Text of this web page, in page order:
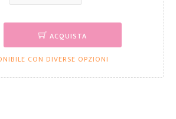
ACQUISTA
CON DIVERSE OPZIONI